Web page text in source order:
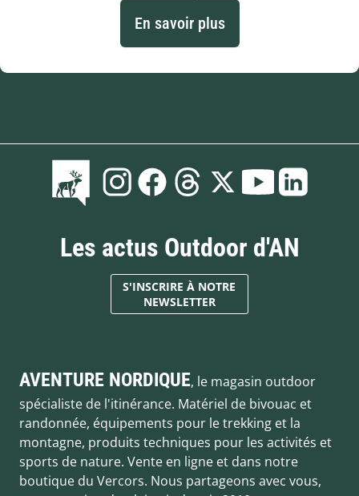
En savoir plus
Les actus Outdoor d'AN
S'INSCRIRE À NOTRE
NEWSLETTER
AVENTURE NORDIQUE, le magasin outdoor
spécialiste de l'itinérance. Matériel de bivouac et
randonnée, équipements pour le trekking et la
montagne, produits techniques pour les activités et
sports de nature. Vente en ligne et dans notre
boutique du Vercors. Nous partageons avec vous,